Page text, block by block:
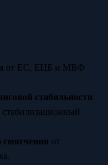
от ЕС, ЕЦБ и МВФ
стабильности
смягчения от